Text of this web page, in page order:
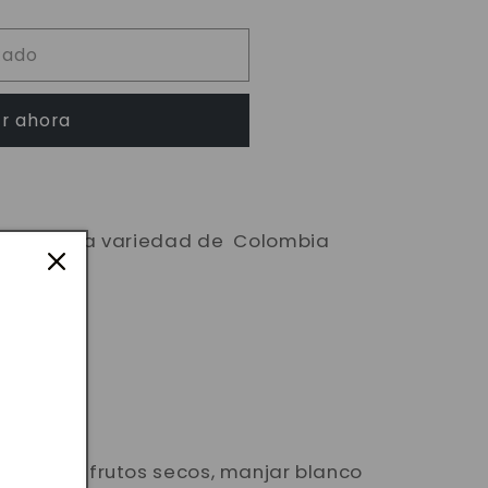
ahora
variedad de Colombia
dulce, frutos secos, manjar blanco